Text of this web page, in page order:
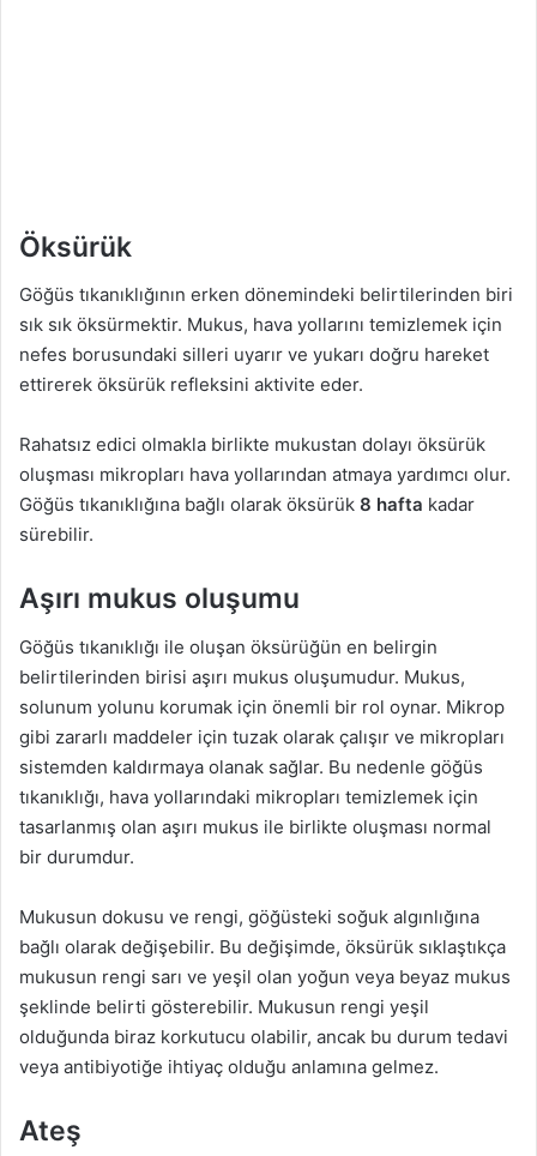
Öksürük
Göğüs tıkanıklığının erken dönemindeki belirtilerinden biri
sık sık öksürmektir. Mukus, hava yollarını temizlemek için
nefes borusundaki silleri uyarır ve yukarı doğru hareket
ettirerek öksürük refleksini aktivite eder.
Rahatsız edici olmakla birlikte mukustan dolayı öksürük
oluşması mikropları hava yollarından atmaya yardımcı olur.
Göğüs tıkanıklığına bağlı olarak öksürük 8 hafta kadar
sürebilir.
Aşırı mukus oluşumu
Göğüs tıkanıklığı ile oluşan öksürüğün en belirgin
belirtilerinden birisi aşırı mukus oluşumudur. Mukus,
solunum yolunu korumak için önemli bir rol oynar. Mikrop
gibi zararlı maddeler için tuzak olarak çalışır ve mikropları
sistemden kaldırmaya olanak sağlar. Bu nedenle göğüs
tıkanıklığı, hava yollarındaki mikropları temizlemek için
tasarlanmış olan aşırı mukus ile birlikte oluşması normal
bir durumdur.
Mukusun dokusu ve rengi, göğüsteki soğuk algınlığına
bağlı olarak değişebilir. Bu değişimde, öksürük sıklaştıkça
mukusun rengi sarı ve yeşil olan yoğun veya beyaz mukus
şeklinde belirti gösterebilir. Mukusun rengi yeşil
olduğunda biraz korkutucu olabilir, ancak bu durum tedavi
veya antibiyotiğe ihtiyaç olduğu anlamına gelmez.
Ateş